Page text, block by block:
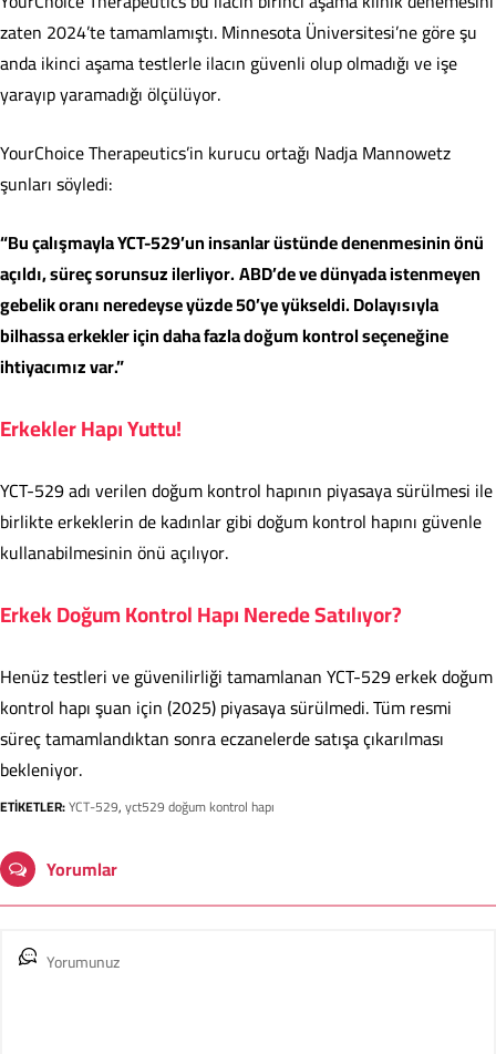
zaten 2024’te tamamlamıştı. Minnesota Üniversitesi’ne göre şu
anda ikinci aşama testlerle ilacın güvenli olup olmadığı ve işe
yarayıp yaramadığı ölçülüyor.
YourChoice Therapeutics’in kurucu ortağı Nadja Mannowetz
şunları söyledi:
“Bu çalışmayla YCT-529’un insanlar üstünde denenmesinin önü
açıldı, süreç sorunsuz ilerliyor.ABD’de ve dünyada istenmeyen
gebelik oranı neredeyse yüzde 50’ye yükseldi. Dolayısıyla
bilhassa erkekler için daha fazla doğum kontrol seçeneğine
ihtiyacımız var.”
Erkekler Hapı Yuttu!
YCT-529 adı verilen doğum kontrol hapının piyasaya sürülmesi ile
birlikte erkeklerin de kadınlar gibi doğum kontrol hapını güvenle
kullanabilmesinin önü açılıyor.
Erkek Doğum Kontrol Hapı Nerede Satılıyor?
Henüz testleri ve güvenilirliği tamamlanan YCT-529 erkek doğum
kontrol hapı şuan için (2025) piyasaya sürülmedi. Tüm resmi
süreç tamamlandıktan sonra eczanelerde satışa çıkarılması
bekleniyor.
ETİKETLER:YCT-529,yct529 doğum kontrol hapı
Yorumlar